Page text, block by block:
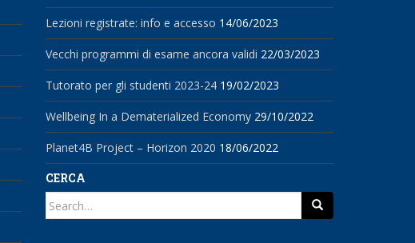
Lezioni registrate: info e accesso 14/06/2023
Vecchi programmi di esame ancora validi 22/03/2023
Tutorato per gli studenti 2023-24 19/02/2023
Wellbeing In a Dematerialized Economy 29/10/2022
Planet4B Project – Horizon 2020 18/06/2022
CERCA
Search
for: